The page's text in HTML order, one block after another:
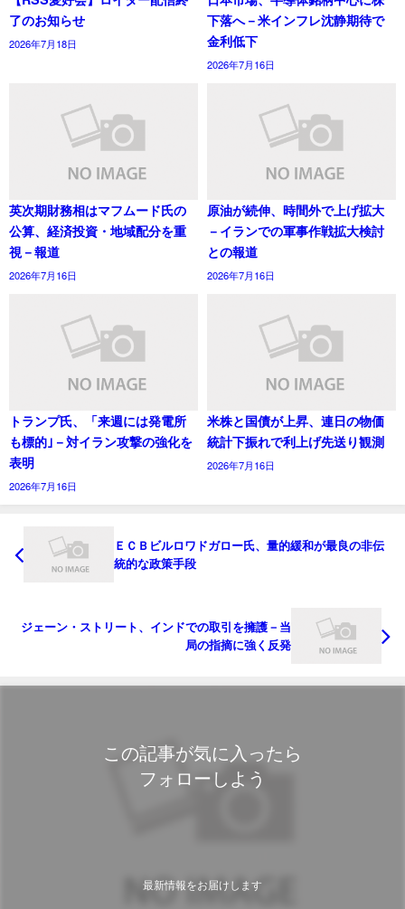
了のお知らせ
2026年7月18日
下落へ－米インフレ沈静期待で
金利低下
2026年7月16日
英次期財務相はマフムード氏の
公算、経済投資・地域配分を重
視－報道
2026年7月16日
原油が続伸、時間外で上げ拡大
－イランでの軍事作戦拡大検討
との報道
2026年7月16日
トランプ氏、「来週には発電所
も標的｣－対イラン攻撃の強化を
表明
2026年7月16日
米株と国債が上昇、連日の物価
統計下振れで利上げ先送り観測
2026年7月16日
ＥＣＢビルロワドガロー氏、量的緩和が最良の非伝
統的な政策手段
ジェーン・ストリート、インドでの取引を擁護－当
局の指摘に強く反発
この記事が気に入ったら
フォローしよう
最新情報をお届けします